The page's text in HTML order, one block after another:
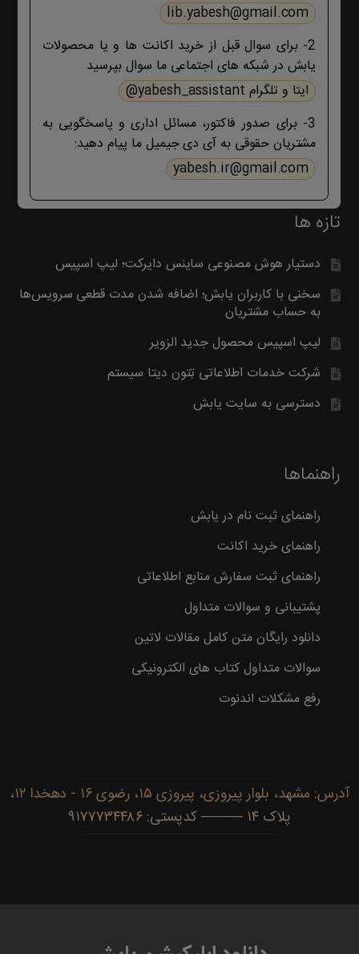
lib.yabesh@gmail.com
2- برای سوال قبل از خرید اکانت ها و یا محصولات
یابش در شبکه های اجتماعی ما سوال بپرسید
ایتا و تلگرام yabesh_assistant@
3- برای صدور فاکتور، مسائل اداری و پاسخگویی به
مشتریان حقوقی به آی دی جیمیل ما پیام دهید:
yabesh.ir@gmail.com
تازه ها
دستیار هوش مصنوعی ساینس دایرکت؛ لیپ اسپیس
سخنی با کاربران یابش؛ اضافه شدن مدت قطعی سرویس‌ها
به حساب مشتریان
لیپ اسپیس محصول جدید الزویر
شرکت خدمات اطلاعاتی تِتون دیتا سیستم
دسترسی به سایت یابش
راهنماها
راهنمای ثبت نام در یابش
راهنمای خرید اکانت
راهنمای ثبت سفارش منابع اطلاعاتی
پشتیبانی و سوالات متداول
دانلود رایگان متن کامل مقالات لاتین
سوالات متداول کتاب های الکترونیکی
رفع مشکلات اندنوت
آدرس: مشهد، بلوار پیروزی، پیروزی ۱۵، رضوی ۱۶ - دهخدا ۱۲،
پلاک ۱۴ ──── کدپستی: ۹۱۷۷۷۳۴۴۸۶